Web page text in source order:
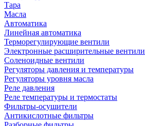
Тара
Масла
Автоматика
Линейная автоматика
Терморегулирующие вентили
Электронные расширительные вентили
Соленоидные вентили
Регуляторы давления и температуры
Регуляторы уровня масла
Реле давления
Реле температуры и термостаты
Фильтры-осушители
Антикислотные фильтры